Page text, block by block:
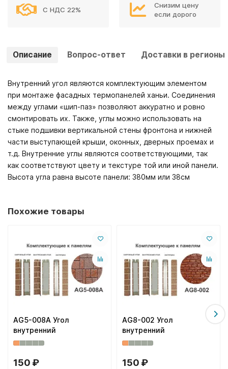
С НДС 22%
Снизим цену
если дорого
Описание Вопрос-ответ Доставки в регионы
Внутренний угол являются комплектующим элементом
при монтаже фасадных термопанелей ханьи. Соединения
между углами «шип-паз» позволяют аккуратно и ровно
смонтировать их. Также, углы можно использовать на
стыке подшивки вертикальной стены фронтона и нижней
части выступающей крыши, оконных, дверных проемах и
т.д. Внутренние углы являются соответствующими, так
как соответствуют цвету и текстуре той или иной панели.
Высота угла равна высоте панели: 380мм или 38см
Похожие товары
AG5-008A Угол
внутренний
150 ₽
AG8-002 Угол
внутренний
150 ₽